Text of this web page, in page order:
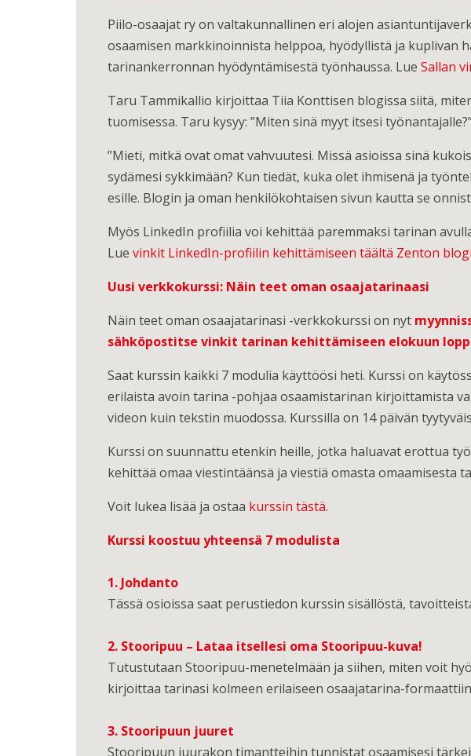
Piilo-osaajat ry on valtakunnallinen eri alojen
osaamisen markkinoinnista helppoa, hyödyllistä ja kuplivan
tarinankerronnan hyödyntämisestä työnhaussa. Lue Sallan
Taru Tammikallio kirjoittaa Tiia Konttisen blogissa siitä,
tuomisessa. Taru kysyy: ”Miten sinä myyt itsesi
”Mieti, mitkä ovat omat vahvuutesi. Missä asioissa sinä
sydämesi sykkimään? Kun tiedät, kuka olet ihmisenä ja
esille. Blogin ja oman henkilökohtaisen sivun kautta se
Myös LinkedIn profiilia voi kehittää paremmaksi tarinan
Lue vinkit LinkedIn-profiilin kehittämiseen täältä Zenton
Uusi verkkokurssi: Näin teet oman osaajatarinaasi
Näin teet oman osaajatarinasi -verkkokurssi on nyt
sähköpostitse vinkit tarinan kehittämiseen elokuun
Saat kurssin kaikki 7 modulia käyttöösi heti. Kurssi on
erilaista avoin tarina -pohjaa osaamistarinan kirjoittamista
videon kuin tekstin muodossa. Kurssilla on 14 päivän
Kurssi on suunnattu etenkin heille, jotka haluavat erottua
kehittää omaa viestintäänsä ja viestiä omasta omaamisesta
Voit lukea lisää ja ostaa kurssin tästä.
Kurssi koostuu yhteensä 7 modulista
1. Johdanto
Tässä osioissa saat perustiedon kurssin sisällöstä,
2. Stooripuu – Lataa itsellesi oma Stooripuu-kuva!
Tutustutaan Stooripuu-menetelmään ja siihen, miten voit
kirjoittaa tarinasi kolmeen erilaiseen osaajatarina-
3. Stooripuun juuret
Stooripuun juurakon timantteihin tunnistat osaamisesi